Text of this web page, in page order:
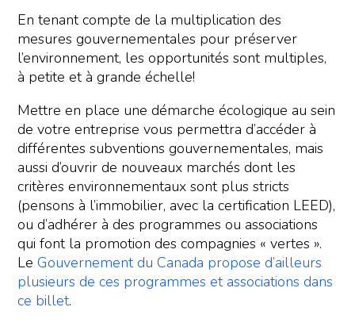
En tenant compte de la multiplication des
mesures gouvernementales pour préserver
l’environnement, les opportunités sont multiples,
à petite et à grande échelle!
Mettre en place une démarche écologique au sein
de votre entreprise vous permettra d’accéder à
différentes subventions gouvernementales, mais
aussi d’ouvrir de nouveaux marchés dont les
critères environnementaux sont plus stricts
(pensons à l’immobilier, avec la certification LEED),
ou d’adhérer à des programmes ou associations
qui font la promotion des compagnies « vertes ».
LeGouvernement du Canada propose d’ailleurs
plusieurs de ces programmes et associations dans
ce billet.